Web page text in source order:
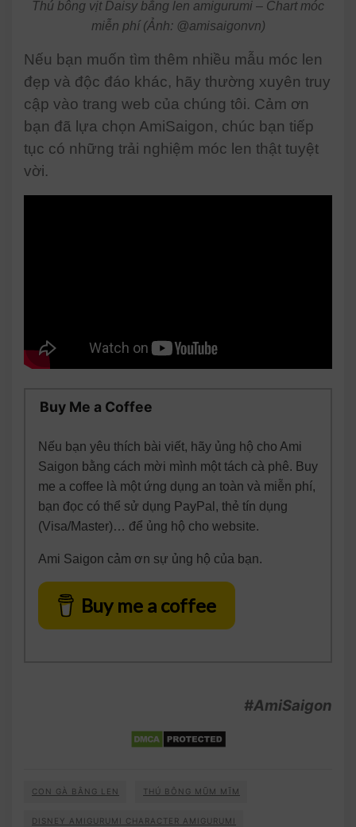
Thú bông vịt Daisy bằng len amigurumi – Chart móc
miễn phí (Ảnh: @amisaigonvn)
Nếu bạn muốn tìm thêm nhiều mẫu móc len
đẹp và độc đáo khác, hãy thường xuyên truy
cập vào trang web của chúng tôi. Cảm ơn
bạn đã lựa chọn AmiSaigon, chúc bạn tiếp
tục có những trải nghiệm móc len thật tuyệt
vời.
Buy Me a Coffee
Nếu bạn yêu thích bài viết, hãy ủng hộ cho Ami
Saigon bằng cách mời mình một tách cà phê. Buy
me a coffee là một ứng dụng an toàn và miễn phí,
bạn đọc có thể sử dụng PayPal, thẻ tín dụng
(Visa/Master)… để ủng hộ cho website.
Ami Saigon cảm ơn sự ủng hộ của bạn.
Buy me a coffee
#AmiSaigon
CON GÀ BẰNG LEN THÚ BÔNG MŨM MĨM
DISNEY AMIGURUMI CHARACTER AMIGURUMI